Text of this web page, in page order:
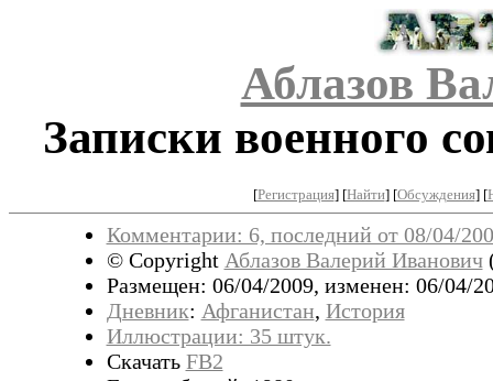
Аблазов
Записки военного
[Регистрация] [Найти] [Обсуждения] [
Комментарии: 6, последний от 08/04/
© Copyright Аблазов Валерий Иванович
Размещен: 06/04/2009, изменен: 06/04/
Дневник: Афганистан, История
Иллюстрации: 35 штук.
Скачать FB2